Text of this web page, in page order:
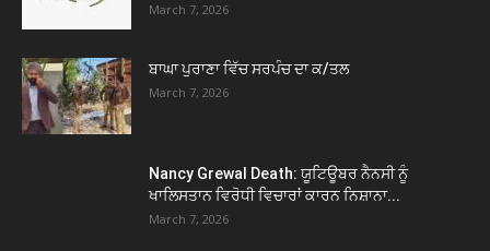
March 7, 2026
ਬਾਘਾ ਪੁਰਾਣਾ ਵਿੱਚ ਸਰਪੰਚ ਦਾ ਕ/ਤਲ
March 7, 2026
Nancy Grewal Death: ਯੂਟਿਊਬਰ ਨੈਨਸੀ ਨੂੰ
ਖਾਲਿਸਤਾਨ ਵਿਰੋਧੀ ਵਿਚਾਰਾਂ ਕਾਰਨ ਨਿਸ਼ਾਨਾ...
March 7, 2026